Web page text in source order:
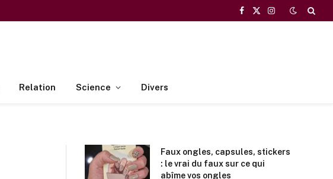
Facebook
X
Instagram
Relation Science Divers
Faux ongles, capsules, stickers
: le vrai du faux sur ce qui
abîme vos ongles